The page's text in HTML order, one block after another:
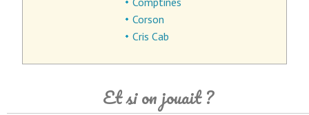
Corson
Cris Cab
Et si on jouait ?